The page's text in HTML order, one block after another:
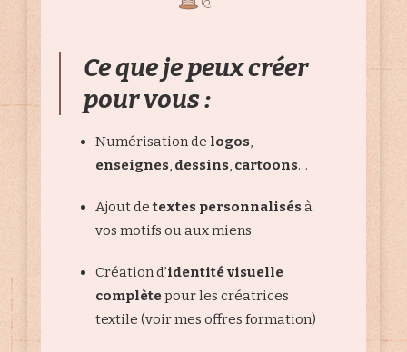
Ce que je peux créer
pour vous :
Numérisation de logos,
enseignes, dessins, cartoons…
Ajout detextes personnalisésà
vos motifs ou aux miens
Création d’identité visuelle
complètepour les créatrices
textile (voir mes offres formation)